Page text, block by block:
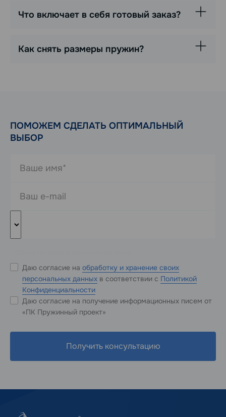
Что включает в себя готовый заказ?
Как снять размеры пружин?
ПОМОЖЕМ СДЕЛАТЬ ОПТИМАЛЬНЫЙ
ВЫБОР
Даю согласие на обработку и хранение своих
персональных данных в соответствии с Политикой
Конфиденциальности
Даю согласие на получение информационных писем от
«ПК Пружинный проект»
Получить консультацию